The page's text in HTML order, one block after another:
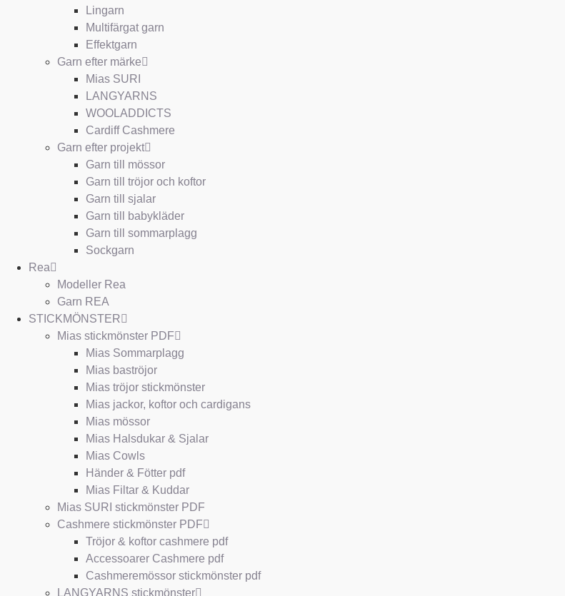
Lingarn
Multifärgat garn
Effektgarn
Garn efter märke
Mias SURI
LANGYARNS
WOOLADDICTS
Cardiff Cashmere
Garn efter projekt
Garn till mössor
Garn till tröjor och koftor
Garn till sjalar
Garn till babykläder
Garn till sommarplagg
Sockgarn
Rea
Modeller Rea
Garn REA
STICKMÖNSTER
Mias stickmönster PDF
Mias Sommarplagg
Mias baströjor
Mias tröjor stickmönster
Mias jackor, koftor och cardigans
Mias mössor
Mias Halsdukar & Sjalar
Mias Cowls
Händer & Fötter pdf
Mias Filtar & Kuddar
Mias SURI stickmönster PDF
Cashmere stickmönster PDF
Tröjor & koftor cashmere pdf
Accessoarer Cashmere pdf
Cashmeremössor stickmönster pdf
LANGYARNS stickmönster